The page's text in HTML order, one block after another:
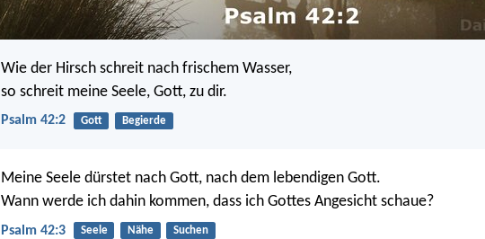
Wie der Hirsch schreit nach frischem Wasser,
so schreit meine Seele, Gott, zu dir.
Psalm 42:2 Gott Begierde
Meine Seele dürstet nach Gott, nach dem lebendigen Gott.
Wann werde ich dahin kommen, dass ich Gottes Angesicht schaue?
Psalm 42:3 Seele Nähe Suchen